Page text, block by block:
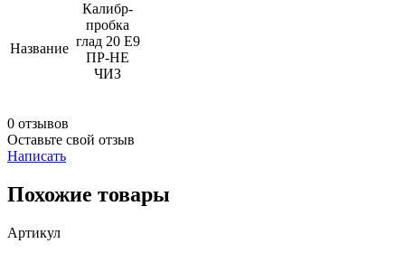
Название
Калибр-
пробка
глад 20 Е9
ПР-НЕ
ЧИЗ
0 отзывов
Оставьте свой отзыв
Написать
Похожие товары
Артикул